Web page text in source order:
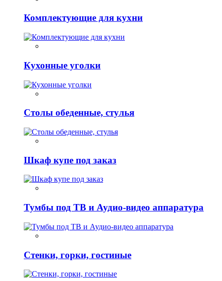
Комплектующие для кухни
Кухонные уголки
Столы обеденные, стулья
Шкаф купе под заказ
Тумбы под ТВ и Аудио-видео аппаратура
Стенки, горки, гостиные